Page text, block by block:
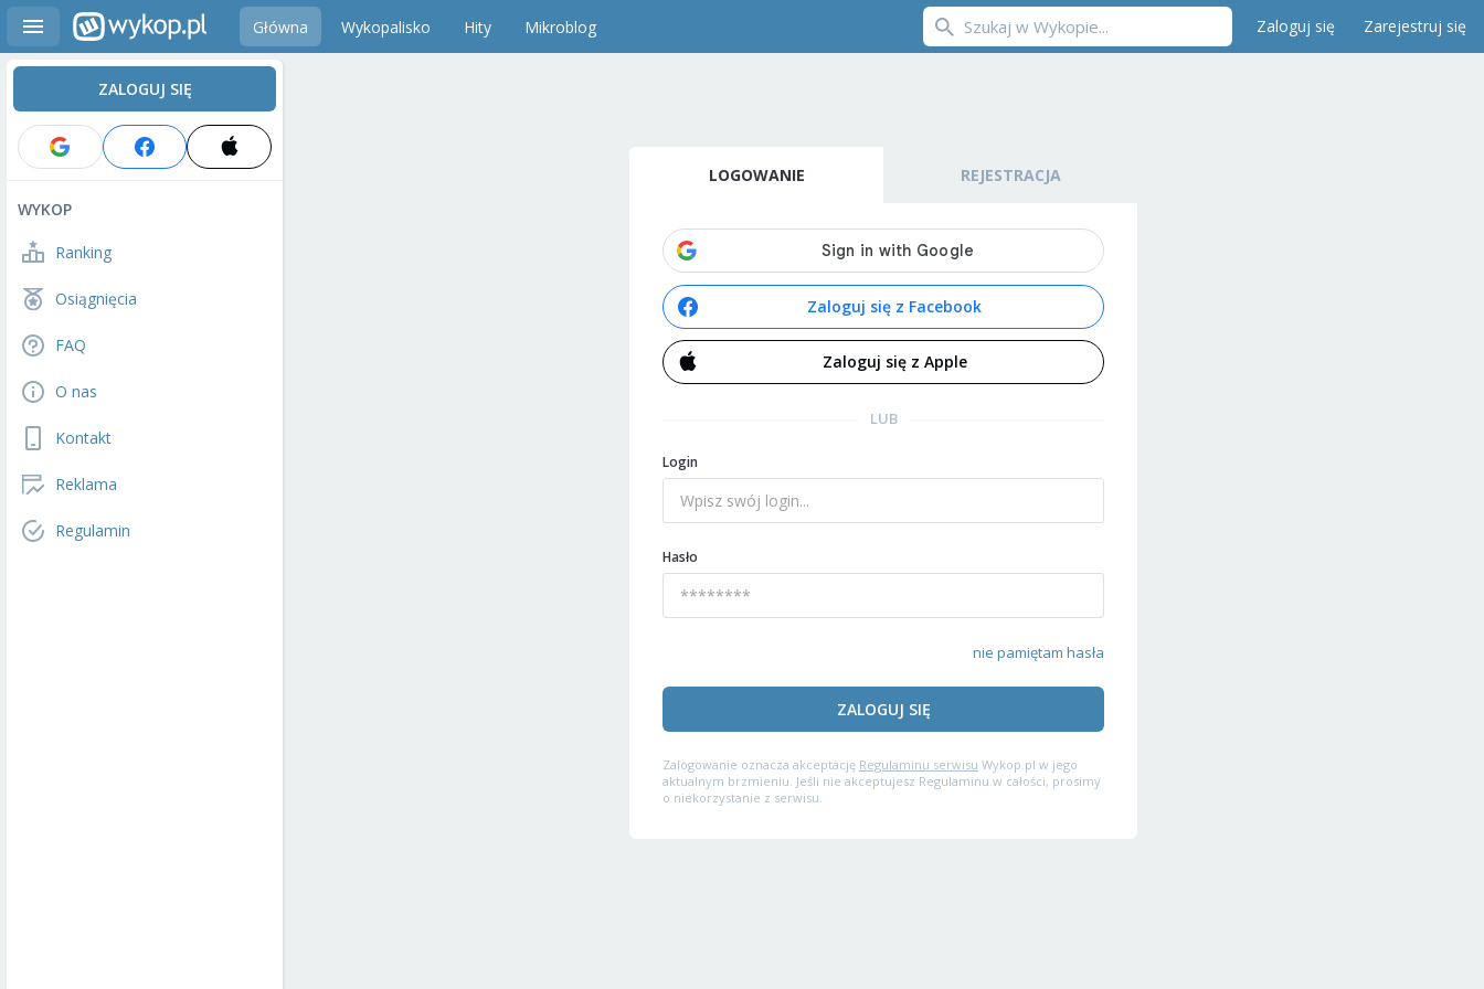
Główna Wykopalisko Hity Mikroblog Zaloguj się Zarejestruj się
ZALOGUJ SIĘ
WYKOP
Ranking
Osiągnięcia
FAQ
O nas
Kontakt
Reklama
Regulamin
LOGOWANIE REJESTRACJA
Zaloguj się z Facebook
Zaloguj się z Apple
LUB
Login
Hasło
nie pamiętam hasła
ZALOGUJ SIĘ
Zalogowanie oznacza akceptację Regulaminu serwisu Wykop.pl w jego
aktualnym brzmieniu. Jeśli nie akceptujesz Regulaminu w całości, prosimy
o niekorzystanie z serwisu.